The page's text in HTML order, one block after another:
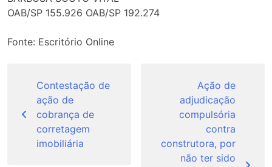
OAB/SP 155.926 OAB/SP 192.274
Fonte: Escritório Online
Post
Contestação de
ação de
cobrança de
corretagem
imobiliária
Ação de
adjudicação
compulsória
contra
construtora, por
não ter sido